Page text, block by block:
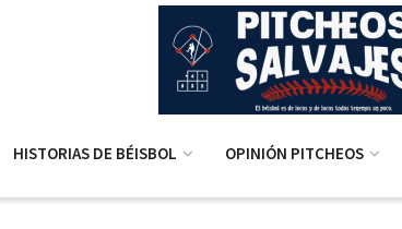
HISTORIAS DE BÉISBOL OPINIÓN PITCHEOS